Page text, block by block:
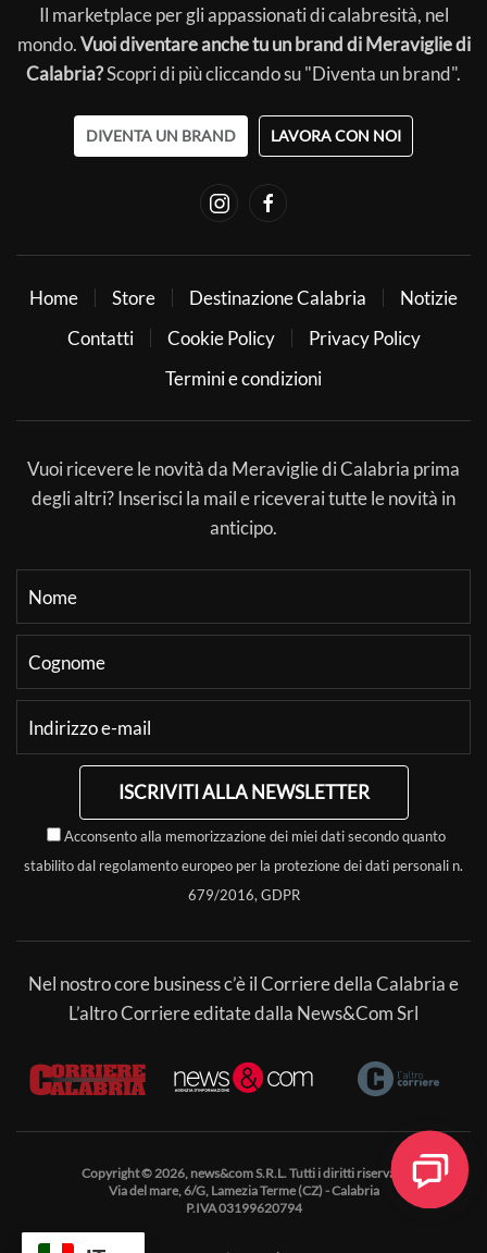
Il marketplace per gli appassionati di calabresità, nel
mondo.Vuoi diventare anche tu un brand di Meraviglie di
Calabria?Scopri di più cliccando su "Diventa un brand".
DIVENTA UN BRAND LAVORA CON NOI
Home Store Destinazione Calabria
Notizie
Contatti
Cookie Policy
Privacy Policy
Termini e condizioni
Vuoi ricevere le novità da Meraviglie di Calabria prima
degli altri? Inserisci la mail e riceverai tutte le novità in
anticipo.
ISCRIVITI ALLA NEWSLETTER
Acconsento alla memorizzazione dei miei dati secondo quanto
stabilito dal regolamento europeo per la protezione dei dati personali n.
679/2016, GDPR
Nel nostro core business c’è il Corriere della Calabria e
L’altro Corriere editate dalla News&Com Srl
Copyright © 2026, news&com S.R.L. Tutti i diritti riservati.
Via del mare, 6/G, Lamezia Terme (CZ) - Calabria
P.IVA 03199620794